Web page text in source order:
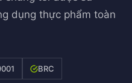
dụng thực phẩm toàn
BRC